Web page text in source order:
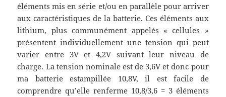
éléments mis en série et/ou en parallèle pour arriver
aux caractéristiques de la batterie. Ces éléments aux
lithium, plus communément appelés « cellules »
présentent individuellement une tension qui peut
varier entre 3V et 4,2V suivant leur niveau de
charge. La tension nominale est de 3,6V et donc pour
ma batterie estampillée 10,8V, il est facile de
comprendre qu’elle renferme 10,8/3,6 = 3 éléments